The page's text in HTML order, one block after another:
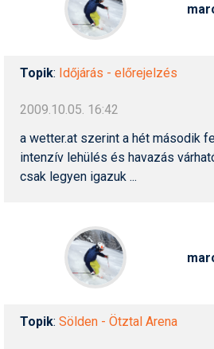
Topik: Időjárás - előrejelzés
2009.10.05. 16:42
a wetter.at szerint a hét második
intenzív lehülés és havazás
csak legyen igazuk ...
Topik: Sölden - Ötztal Arena